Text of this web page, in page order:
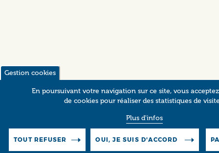
Gestion cookies
En poursuivant votre navigation sur ce site, vous
de cookies pour réaliser des statistiques de
Plus d'infos
OUI, JE SUIS D'ACCORD
TOUT REFUSER